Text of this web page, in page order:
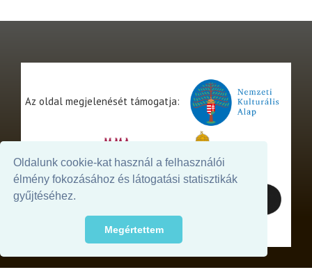
Oldalunk cookie-kat használ a felhasználói
élmény fokozásához és látogatási statisztikák
gyűjtéséhez.
Megértettem
Az oldal megjelenését támogatja: